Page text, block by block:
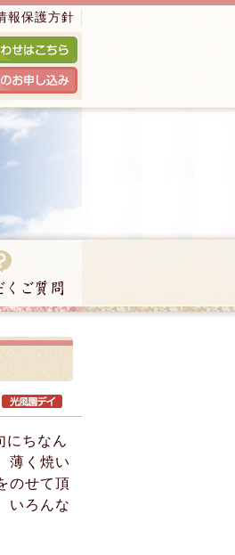
報保護方針
にちなん
薄く焼い
のせて頂
いろんな